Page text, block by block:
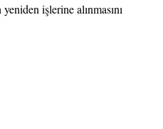
işlerine alınmasını